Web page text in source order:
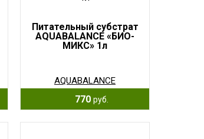
Питательный субстрат
AQUABALANCE «БИО-
МИКС» 1л
AQUABALANCE
770 руб.